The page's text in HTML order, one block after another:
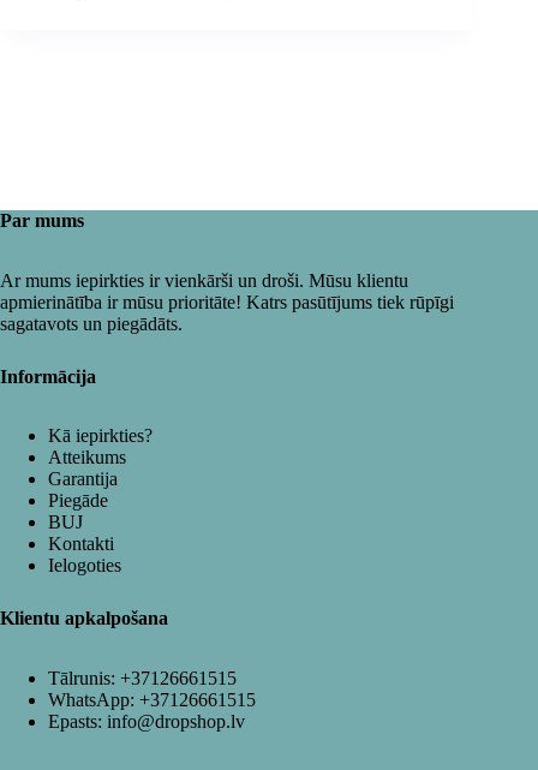
Par mums
Ar mums iepirkties ir vienkārši un droši. Mūsu klientu
apmierinātība ir mūsu prioritāte! Katrs pasūtījums tiek rūpīgi
sagatavots un piegādāts.
Informācija
Kā iepirkties?
Atteikums
Garantija
Piegāde
BUJ
Kontakti
Ielogoties
Klientu apkalpošana
Tālrunis: +37126661515
WhatsApp: +37126661515
Epasts: info@dropshop.lv